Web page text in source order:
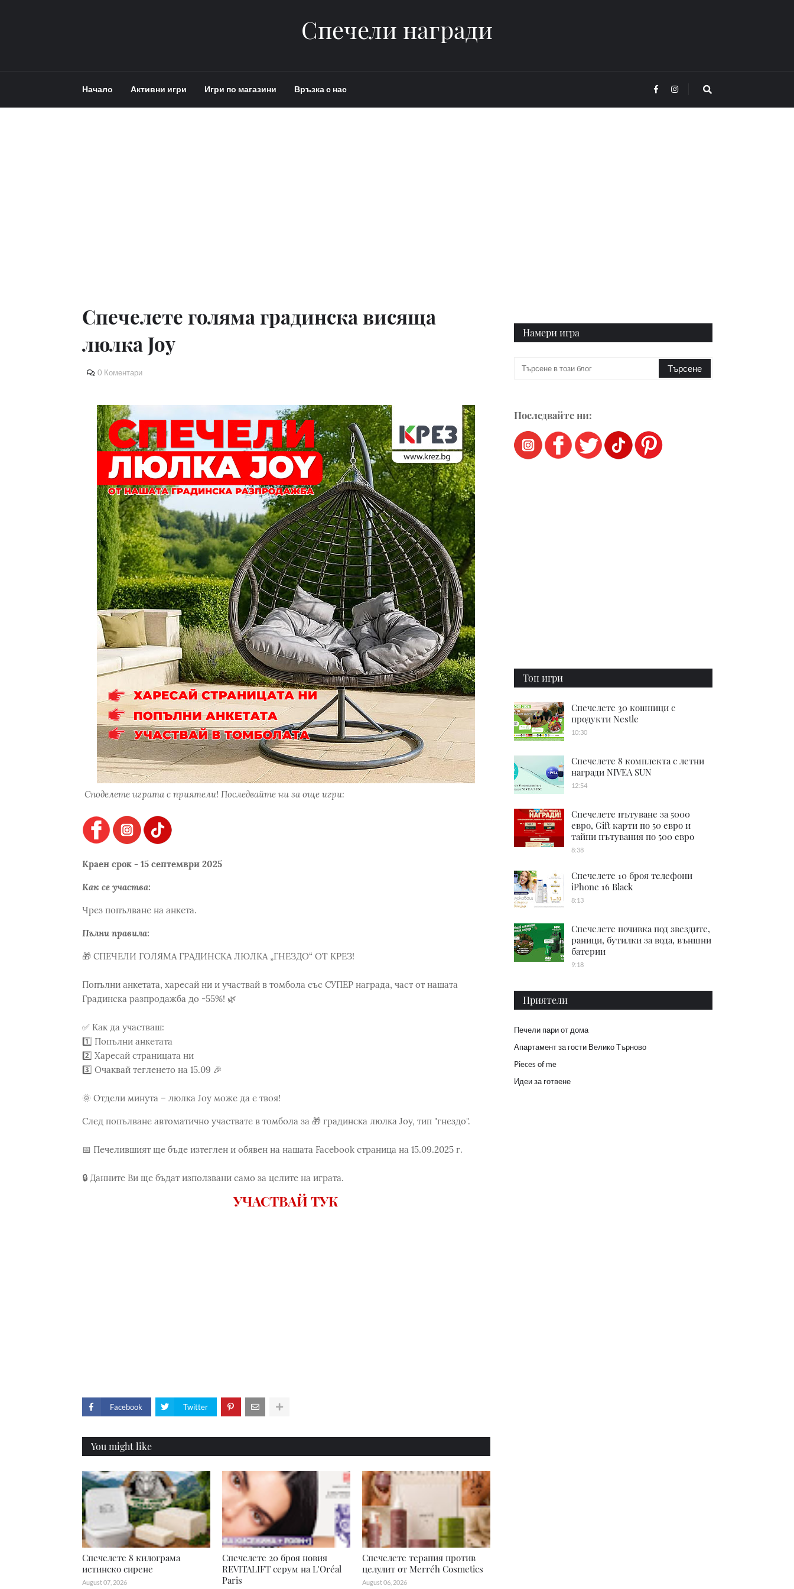
Спечели награди
Начало Активни игри Игри по магазини Връзка с нас
Спечелете голяма градинска висяща
люлка Joy
0 Коментари
Споделете играта с приятели! Последвайте ни за още игри:
Краен срок - 15 септември 2025
Как се участва:
Чрез попълване на анкета.
Пълни правила:
🎁 СПЕЧЕЛИ ГОЛЯМА ГРАДИНСКА ЛЮЛКА „ГНЕЗДО“ ОТ КРЕЗ!
Попълни анкетата, харесай ни и участвай в томбола със СУПЕР награда, част от нашата
Градинска разпродажба до -55%! 🌿
✅ Как да участваш:
1️⃣ Попълни анкетата
2️⃣ Харесай страницата ни
3️⃣ Очаквай тегленето на 15.09 🎉
🌞 Отдели минута – люлка Joy може да е твоя!
След попълване автоматично участвате в томбола за 🎁 градинска люлка Joy, тип "гнездо".
📅 Печелившият ще бъде изтеглен и обявен на нашата Facebook страница на 15.09.2025 г.
🔒 Данните Ви ще бъдат използвани само за целите на играта.
УЧАСТВАЙ ТУК
Facebook Twitter
You might like
Спечелете 8 килограма
истинско сирене
August 07, 2026
Спечелете 20 броя новия
REVITALIFT серум на L'Oréal
Paris
Спечелете терапия против
целулит от Merréh Cosmetics
August 06, 2026
Намери игра
Последвайте ни:
Топ игри
Спечелете 30 кошници с
продукти Nestle
10:30
Спечелете 8 комплекта с летни
награди NIVEA SUN
12:54
Спечелете пътуване за 5000
евро, Gift карти по 50 евро и
тайни пътувания по 500 евро
8:38
Спечелете 10 броя телефони
iPhone 16 Black
8:13
Спечелете почивка под звездите,
раници, бутилки за вода, външни
батерии
9:18
Приятели
Печели пари от дома
Апартамент за гости Велико Търново
Pieces of me
Идеи за готвене